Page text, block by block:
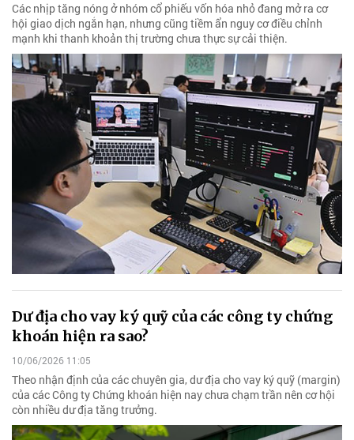
Các nhịp tăng nóng ở nhóm cổ phiếu vốn hóa nhỏ đang mở ra cơ
hội giao dịch ngắn hạn, nhưng cũng tiềm ẩn nguy cơ điều chỉnh
mạnh khi thanh khoản thị trường chưa thực sự cải thiện.
Dư địa cho vay ký quỹ của các công ty chứng
khoán hiện ra sao?
10/06/2026 11:05
Theo nhận định của các chuyên gia, dư địa cho vay ký quỹ (margin)
của các Công ty Chứng khoán hiện nay chưa chạm trần nên cơ hội
còn nhiều dư địa tăng trưởng.